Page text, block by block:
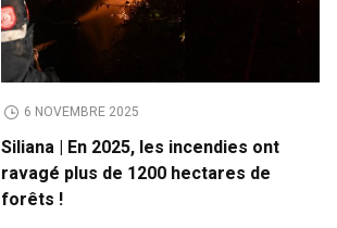
6 NOVEMBRE 2025
Siliana | En 2025, les incendies ont
ravagé plus de 1200 hectares de
forêts !